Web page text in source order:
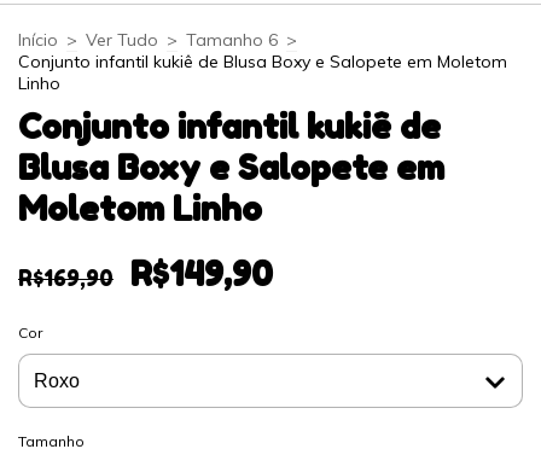
Início > Ver Tudo > Tamanho 6 >
Conjunto infantil kukiê de Blusa Boxy e Salopete em Moletom
Linho
Conjunto infantil kukiê de
Blusa Boxy e Salopete em
Moletom Linho
R$169,90 R$149,90
Cor
Tamanho